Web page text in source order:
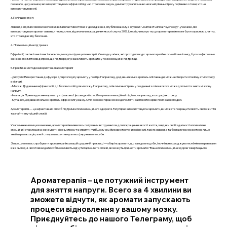
показало, що учасники, які використовували ефірні олії під час стресових задач, демонстрували значно нижчий рівень стресу порівняно з тими, хто не
використовував олії.
3. Поліпшення сну
Лаванда відомий своїми заспокійливими властивостями. У дослідженні, опублікованому в журналі "Journal of Clinical Psychology", учасники, які
використовували аромат лаванди перед сном, відзначили покращення якості сну на 20%. Це свідчить про те, що ароматерапія може бути корисною для тих,
хто страждає від безсоння.
4. Психоемоційна підтримка
Ефірні олії, такі як іланг-іланг і апельсин, можуть підвищити настрій. У випадку жінок, які проходили курс ароматерапії на основі іланг-ілангу, було зафіксовано
зниження симптомів депресії, що підтверджує важливість ароматів у психоемоційній підтримці.
5. Практичні методи використання ароматерапії
- Дифузія: Використання дифузора для розподілу аромату у повітрі. Наприклад, додавши кілька крапель олії лаванди, можна створити спокійну атмосферу
в кімнаті.
- Масаж: Додавання ефірних олій до базових олій для масажу. Наприклад, олія лимонної трави у поєднанні з олією кокоса може допомогти зняти м'язову
напругу.
- Інгаляція: Пряме вдихання аромату з флакона. Це швидкий спосіб отримати емоційний підйом, наприклад, в ситуаціях стресу.
- Купання: Додавання кількох крапель ефірної олії у ванну. Олія рожевої герані може допомогти заспокоїти нерви після важкого дня.
Ароматерапія — це ефективний спосіб підтримки психоемоційного здоров'я. Регулярно використовуючи аромати, ви можете покращити якість свого життя
та знайти внутрішній спокій.
Узагальнюючи вищезазначене, ароматерапія виявилась потужним інструментом для покращення якості життя, завдяки своїй здатності впливати на
емоційний стан людини, знижувати рівень стресу та сприяти глибшому сну. Використовуючи ефірні олії, такі як лаванда та бергамот, ви можете не лише
знайти релаксацію, але й створити позитивну атмосферу навколо себе.
Запрошуємо вас спробувати ароматерапію у вашій щоденній практиці — оберіть аромати, що вам до вподоби, і почніть насолоджуватися їхніми перевагами
вже сьогодні. Чи готові ви дати собі можливість відчути гармонію та спокій, які можуть принести аромати? Ваше психоемоційне здоров'я варте цього
Ароматерапія – це потужний інструмент
для зняття напруги. Всего за 4 хвилини ви
зможете відчути, як аромати запускають
процеси відновлення у вашому мозку.
Приєднуйтесь до нашого Телеграму, щоб